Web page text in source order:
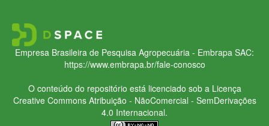
Empresa Brasileira de Pesquisa Agropecuária - Embrapa SAC:
https://www.embrapa.br/fale-conosco
O conteúdo do repositório está licenciado sob a Licença
Creative CommonsAtribuição - NãoComercial - SemDerivações
4.0 Internacional.